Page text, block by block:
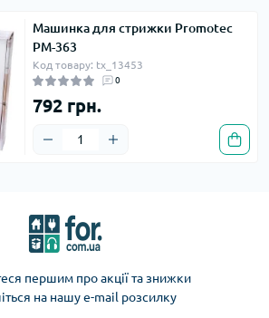
Машинка для стрижки Promotec
PM-363
Код товару: tx_13453
0
792 грн.
першим про акції та знижки
на нашу e-mail розсилку